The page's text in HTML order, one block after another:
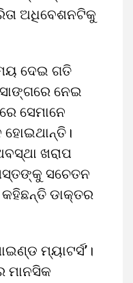
ଅଧିବେଶନଟିକୁ
ଦେଇ ଗତି
ନେଇ
ସେମାନେ
ଖରାପ
ସଚେତନ
ଡାକ୍ତର
ମ୍ୟାଟର୍ସ’।
ମାନସିକ